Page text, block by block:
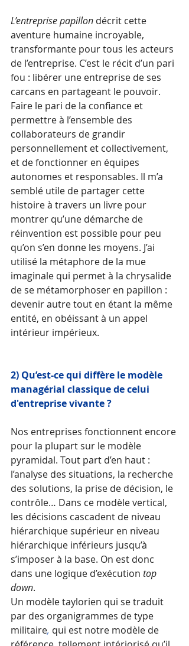
L’entreprise papillon décrit cette
aventure humaine incroyable,
transformante pour tous les acteurs
de l’entreprise. C’est le récit d’un pari
fou : libérer une entreprise de ses
carcans en partageant le pouvoir.
Faire le pari de la confiance et
permettre à l’ensemble des
collaborateurs de grandir
personnellement et collectivement,
et de fonctionner en équipes
autonomes et responsables. Il m’a
semblé utile de partager cette
histoire à travers un livre pour
montrer qu’une démarche de
réinvention est possible pour peu
qu’on s’en donne les moyens. J’ai
utilisé la métaphore de la mue
imaginale qui permet à la chrysalide
de se métamorphoser en papillon :
devenir autre tout en étant la même
entité, en obéissant à un appel
intérieur impérieux.
2) Qu’est-ce qui diffère le modèle
managérial classique de celui
d'entreprise vivante ?
Nos entreprises fonctionnent encore
pour la plupart sur le modèle
pyramidal. Tout part d’en haut :
l’analyse des situations, la recherche
des solutions, la prise de décision, le
contrôle… Dans ce modèle vertical,
les décisions cascadent de niveau
hiérarchique supérieur en niveau
hiérarchique inférieurs jusqu’à
s’imposer à la base. On est donc
dans une logique d’exécution top
down.
Un modèle taylorien qui se traduit
par des organigrammes de type
militaire, qui est notre modèle de